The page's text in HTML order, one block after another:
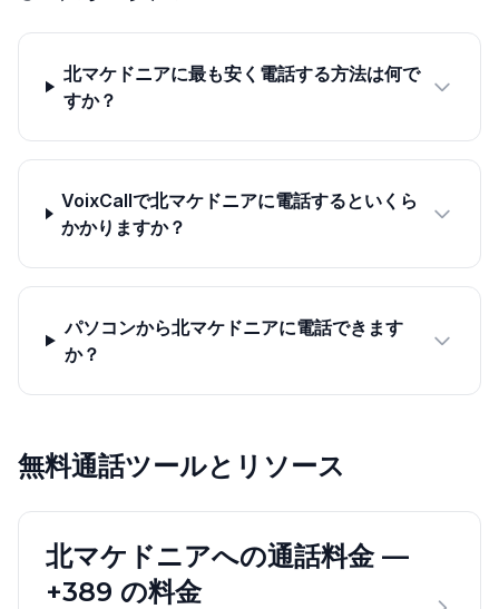
北マケドニアに最も安く電話する方法は何で
すか？
VoixCallで北マケドニアに電話するといくら
かかりますか？
パソコンから北マケドニアに電話できます
か？
無料通話ツールとリソース
北マケドニアへの通話料金 —
+389 の料金